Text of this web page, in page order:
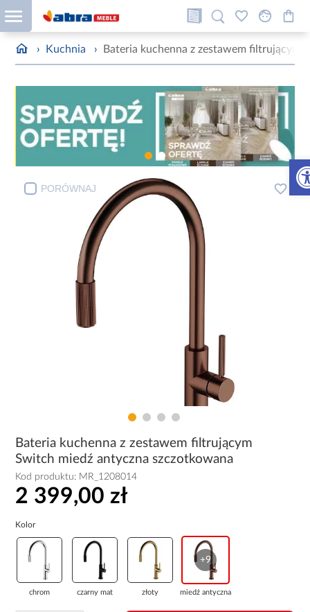
› Kuchnia › Bateria kuchenna z zestawem filtrującym
PORÓWNAJ
Bateria kuchenna z zestawem filtrującym
Switch miedź antyczna szczotkowana
Kod produktu: MR_1208014
2 399,00 zł
Kolor
chrom czarny mat złoty
+9
miedź antyczna ...